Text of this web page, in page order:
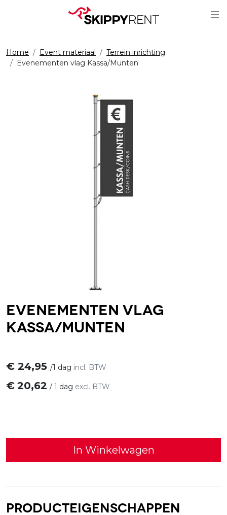
Home Event materiaal
Terrein inrichting
Evenementen vlag Kassa/Munten
Evenementen vlag
Kassa/Munten
€ 24,95 /1 dag incl. BTW
€ 20,62 / 1 dag excl. BTW
In Winkelwagen
Producteigenschappen